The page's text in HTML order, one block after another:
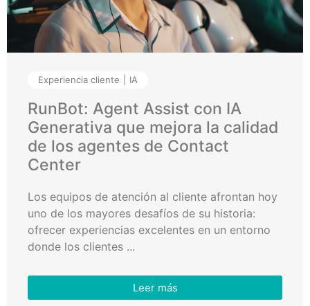
Experiencia cliente IA
RunBot: Agent Assist con IA
Generativa que mejora la calidad
de los agentes de Contact
Center
Los equipos de atención al cliente afrontan hoy
uno de los mayores desafíos de su historia:
ofrecer experiencias excelentes en un entorno
donde los clientes ...
Leer más